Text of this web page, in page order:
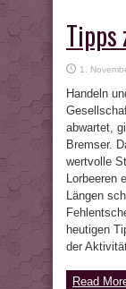
Tipps
1.
Handeln
abwartet,
Bremser.
wertvolle
Lorbeeren
Längen
heutigen
der
Read